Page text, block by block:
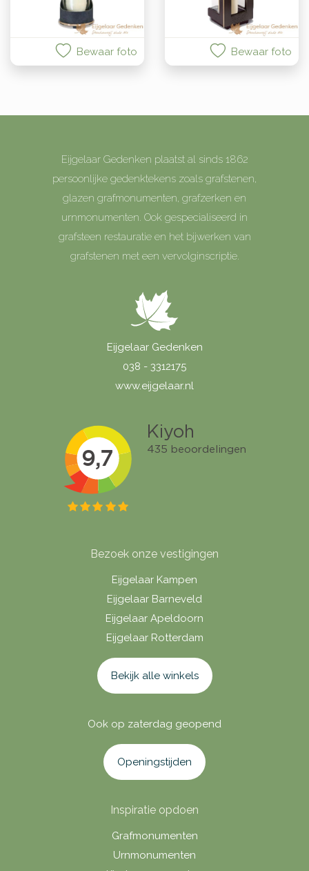
Bewaar foto Bewaar foto
Eijgelaar Gedenken plaatst al sinds 1862
persoonlijke gedenktekens zoals grafstenen,
glazen grafmonumenten, grafzerken en
urnmonumenten. Ook gespecialiseerd in
grafsteen restauratie en het bijwerken van
grafstenen met een vervolginscriptie.
Eijgelaar Gedenken
038 - 3312175
www.eijgelaar.nl
Bezoek onze vestigingen
Eijgelaar Kampen
Eijgelaar Barneveld
Eijgelaar Apeldoorn
Eijgelaar Rotterdam
Bekijk alle winkels
Ook op zaterdag geopend
Openingstijden
Inspiratie opdoen
Grafmonumenten
Urnmonumenten